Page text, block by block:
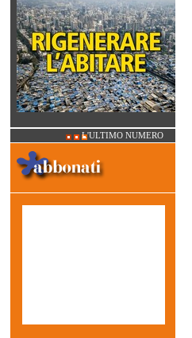
L'ULTIMO NUMERO